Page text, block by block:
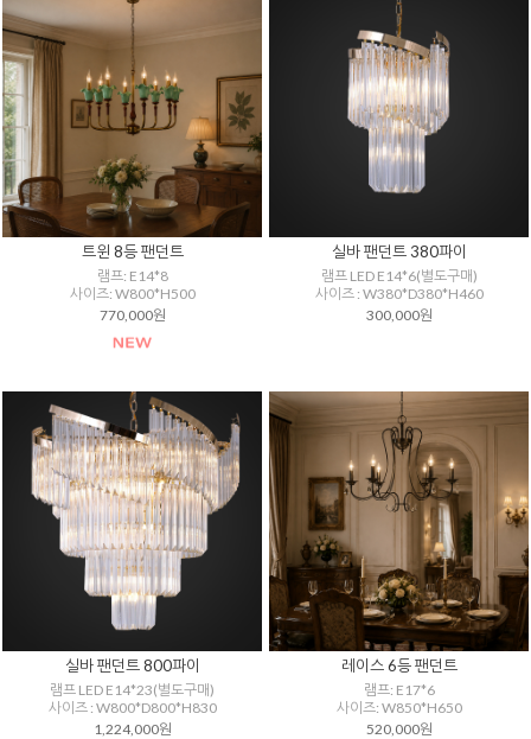
트윈 8등 팬던트
램프: E14*8
사이즈: W800*H500
770,000원
실바 팬던트 380파이
램프 LED E14*6(별도구매)
사이즈 : W380*D380*H460
300,000원
실바 팬던트 800파이
램프 LED E14*23(별도구매)
사이즈 : W800*D800*H830
1,224,000원
레이스 6등 팬던트
램프: E17*6
사이즈: W850*H650
520,000원